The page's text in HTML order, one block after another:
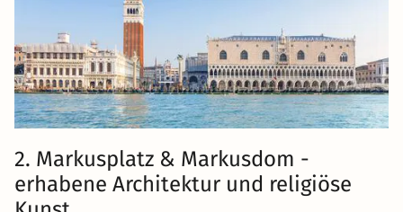
2. Markusplatz & Markusdom -
erhabene Architektur und religiöse